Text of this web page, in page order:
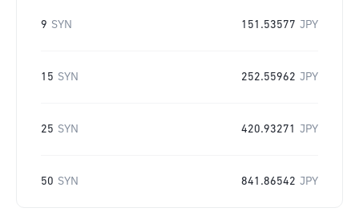
9 SYN 151.53577 JPY
15 SYN 252.55962 JPY
25 SYN 420.93271 JPY
50 SYN 841.86542 JPY